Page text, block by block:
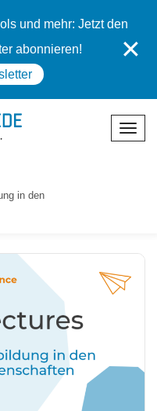
und mehr: Jetzt den
abonnieren!
✕
in den